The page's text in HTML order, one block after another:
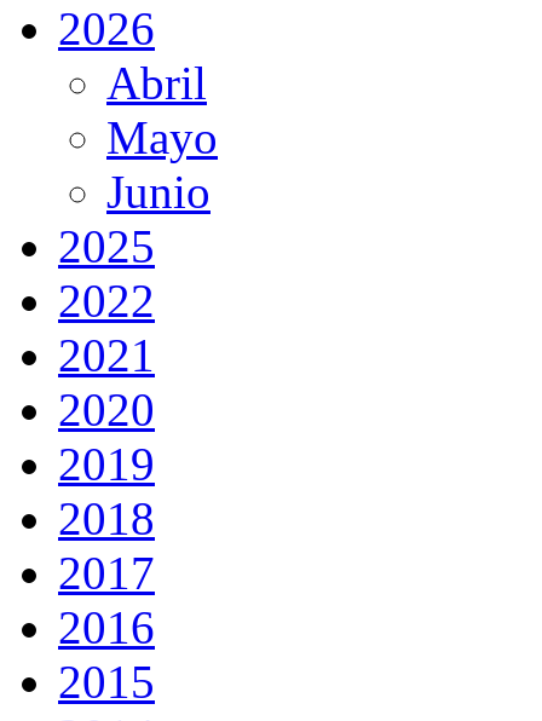
2026
Abril
Mayo
Junio
2025
2022
2021
2020
2019
2018
2017
2016
2015